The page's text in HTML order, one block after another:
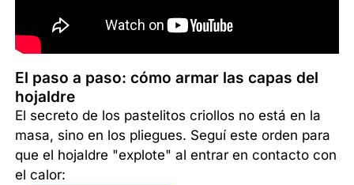
El paso a paso: cómo armar las capas del
hojaldre
El secreto de los pastelitos criollos no está en la
masa, sino en los pliegues. Seguí este orden para
que el hojaldre "explote" al entrar en contacto con
el calor: